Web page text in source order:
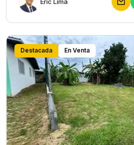
Destacada En Venta